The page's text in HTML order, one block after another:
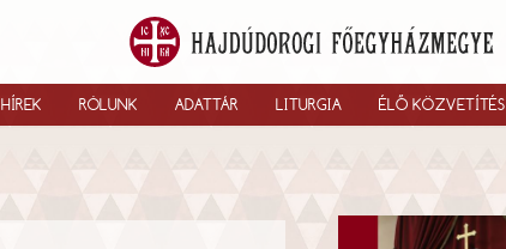
HÍREK RÓLUNK ADATTÁR LITURGIA ÉLŐ KÖZVETÍTÉS